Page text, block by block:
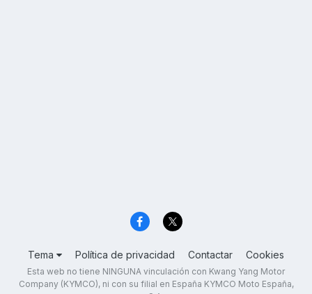
Tema Política de privacidad Contactar Cookies
Esta web no tiene NINGUNA vinculación con Kwang Yang Motor
Company (KYMCO), ni con su filial en España KYMCO Moto España,